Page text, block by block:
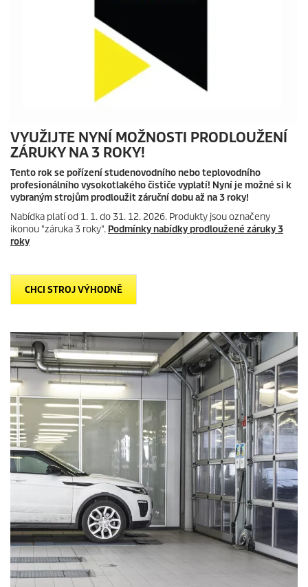
VYUŽIJTE NYNÍ MOŽNOSTI PRODLOUŽENÍ
ZÁRUKY NA 3 ROKY!
Tento rok se pořízení studenovodního nebo teplovodního
profesionálního vysokotlakého čističe vyplatí! Nyní je možné si k
vybraným strojům prodloužit záruční dobu až na 3 roky!
Nabídka platí od 1. 1. do 31. 12. 2026. Produkty jsou označeny
ikonou "záruka 3 roky". Podmínky nabídky prodloužené záruky 3
roky
CHCI STROJ VÝHODNĚ